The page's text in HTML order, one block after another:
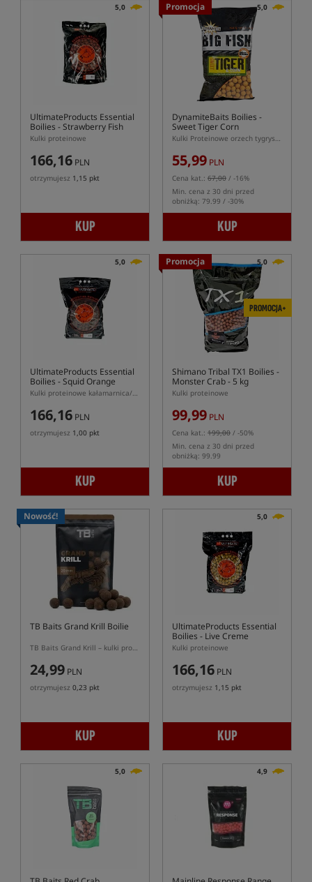
5,0
UltimateProducts Essential
Boilies - Strawberry Fish
Kulki proteinowe
166,16 PLN
otrzymujesz 1,15 pkt
KUP
Promocja 5,0
DynamiteBaits Boilies -
Sweet Tiger Corn
Kulki Proteinowe orzech tygrysi z kukurydzą
55,99 PLN
Cena kat.: 67,00 / -16%
Min. cena z 30 dni przed
obniżką: 79.99 / -30%
KUP
5,0
UltimateProducts Essential
Boilies - Squid Orange
Kulki proteinowe kałamarnica/pomarańcza
166,16 PLN
otrzymujesz 1,00 pkt
KUP
Promocja 5,0
PROMOCJA+
Shimano Tribal TX1 Boilies -
Monster Crab - 5 kg
Kulki proteinowe
99,99 PLN
Cena kat.: 199,00 / -50%
Min. cena z 30 dni przed
obniżką: 99.99
KUP
Nowość!
TB Baits Grand Krill Boilie
TB Baits Grand Krill – kulki proteinowe o aromacie kryla
24,99 PLN
otrzymujesz 0,23 pkt
KUP
5,0
UltimateProducts Essential
Boilies - Live Creme
Kulki proteinowe
166,16 PLN
otrzymujesz 1,15 pkt
KUP
5,0 4,9